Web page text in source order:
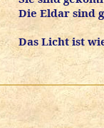
Die Eldar sind
Das Licht ist